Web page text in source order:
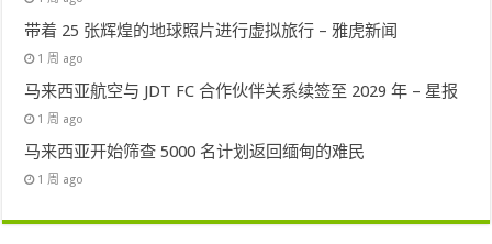
带着 25 张辉煌的地球照片进行虚拟旅行 – 雅虎新闻
1 周 ago
马来西亚航空与 JDT FC 合作伙伴关系续签至 2029 年 – 星报
1 周 ago
马来西亚开始筛查 5000 名计划返回缅甸的难民
1 周 ago